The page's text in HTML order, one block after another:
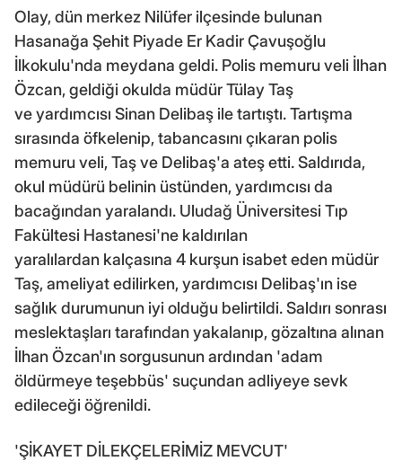
Olay, dün merkez Nilüfer ilçesinde bulunan
Hasanağa Şehit Piyade Er Kadir Çavuşoğlu
İlkokulu'nda meydana geldi. Polis memuru veli İlhan
Özcan, geldiği okulda müdür Tülay Taş
ve yardımcısı Sinan Delibaş ile tartıştı. Tartışma
sırasında öfkelenip, tabancasını çıkaran polis
memuru veli, Taş ve Delibaş'a ateş etti. Saldırıda,
okul müdürü belinin üstünden, yardımcısı da
bacağından yaralandı. Uludağ Üniversitesi Tıp
Fakültesi Hastanesi'ne kaldırılan
yaralılardan kalçasına 4 kurşun isabet eden müdür
Taş, ameliyat edilirken, yardımcısı Delibaş'ın ise
sağlık durumunun iyi olduğu belirtildi. Saldırı sonrası
meslektaşları tarafından yakalanıp, gözaltına alınan
İlhan Özcan'ın sorgusunun ardından 'adam
öldürmeye teşebbüs' suçundan adliyeye sevk
edileceği öğrenildi.
'ŞİKAYET DİLEKÇELERİMİZ MEVCUT'